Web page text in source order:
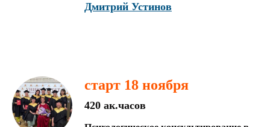
Дмитрий Устинов
старт 18 ноября
420 ак.часов